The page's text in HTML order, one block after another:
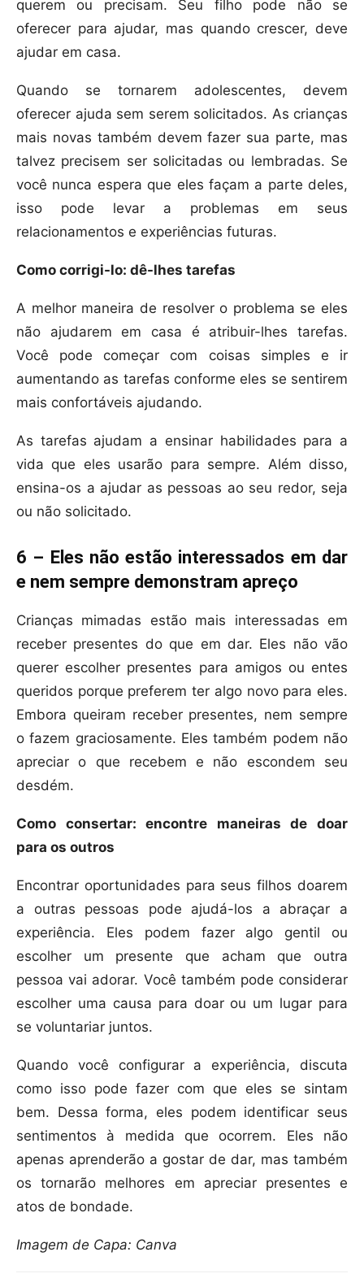
querem ou precisam. Seu filho pode não se
oferecer para ajudar, mas quando crescer, deve
ajudar em casa.
Quando se tornarem adolescentes, devem
oferecer ajuda sem serem solicitados. As crianças
mais novas também devem fazer sua parte, mas
talvez precisem ser solicitadas ou lembradas. Se
você nunca espera que eles façam a parte deles,
isso pode levar a problemas em seus
relacionamentos e experiências futuras.
Como corrigi-lo: dê-lhes tarefas
A melhor maneira de resolver o problema se eles
não ajudarem em casa é atribuir-lhes tarefas.
Você pode começar com coisas simples e ir
aumentando as tarefas conforme eles se sentirem
mais confortáveis ajudando.
As tarefas ajudam a ensinar habilidades para a
vida que eles usarão para sempre. Além disso,
ensina-os a ajudar as pessoas ao seu redor, seja
ou não solicitado.
6 – Eles não estão interessados em dar
e nem sempre demonstram apreço
Crianças mimadas estão mais interessadas em
receber presentes do que em dar. Eles não vão
querer escolher presentes para amigos ou entes
queridos porque preferem ter algo novo para eles.
Embora queiram receber presentes, nem sempre
o fazem graciosamente. Eles também podem não
apreciar o que recebem e não escondem seu
desdém.
Como consertar: encontre maneiras de doar
para os outros
Encontrar oportunidades para seus filhos doarem
a outras pessoas pode ajudá-los a abraçar a
experiência. Eles podem fazer algo gentil ou
escolher um presente que acham que outra
pessoa vai adorar. Você também pode considerar
escolher uma causa para doar ou um lugar para
se voluntariar juntos.
Quando você configurar a experiência, discuta
como isso pode fazer com que eles se sintam
bem. Dessa forma, eles podem identificar seus
sentimentos à medida que ocorrem. Eles não
apenas aprenderão a gostar de dar, mas também
os tornarão melhores em apreciar presentes e
atos de bondade.
Imagem de Capa: Canva